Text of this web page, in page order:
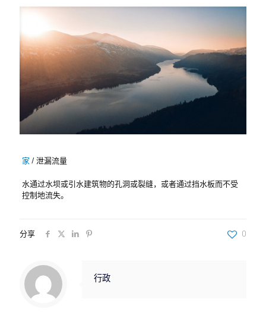
家 /泄漏流量
水通过水坝或引水建筑物的孔洞或裂缝，或者通过挡水板而不受
控制地流失。
分享 0
行政